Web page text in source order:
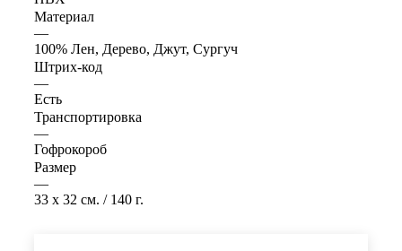
Материал
—
100% Лен, Дерево, Джут, Сургуч
Штрих-код
—
Есть
Транспортировка
—
Гофрокороб
Размер
—
33 x 32 см. / 140 г.